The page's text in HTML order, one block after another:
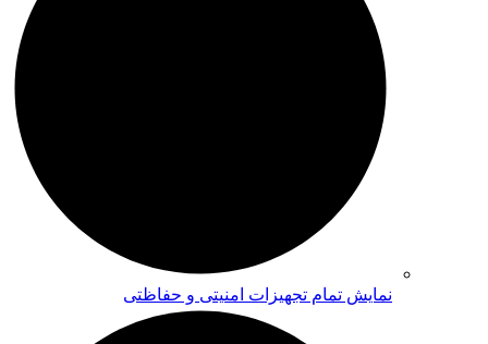
نمایش تمام تجهیزات امنیتی و حفاظتی